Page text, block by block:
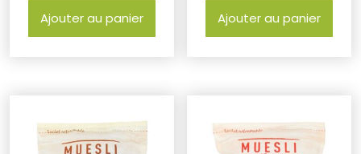
Ajouter au panier Ajouter au panier